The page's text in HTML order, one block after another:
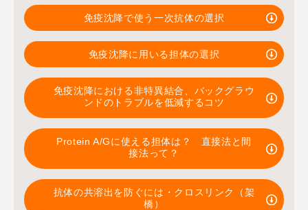
免疫沈降で使う一次抗体の選択
免疫沈降に用いる担体の選択
免疫沈降における非特異結合、バックグラウ
ンドのトラブルを低減するコツ
Protein A/Gに使える担体は？ 直接法と間
接法って？
抗体の共溶出を防ぐには・クロスリンク（架
橋）